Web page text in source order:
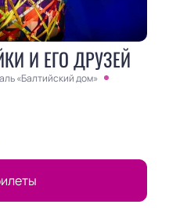
И ЕГО ДРУЗЕЙ
«Балтийский дом»